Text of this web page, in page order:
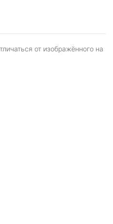
от изображённого на